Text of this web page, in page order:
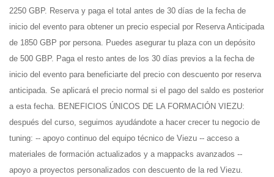
2250 GBP. Reserva y paga el total antes de 30 días de la fecha de
inicio del evento para obtener un precio especial por Reserva Anticipada
de 1850 GBP por persona. Puedes asegurar tu plaza con un depósito
de 500 GBP. Paga el resto antes de los 30 días previos a la fecha de
inicio del evento para beneficiarte del precio con descuento por reserva
anticipada. Se aplicará el precio normal si el pago del saldo es posterior
a esta fecha. BENEFICIOS ÚNICOS DE LA FORMACIÓN VIEZU:
después del curso, seguimos ayudándote a hacer crecer tu negocio de
tuning: -- apoyo continuo del equipo técnico de Viezu -- acceso a
materiales de formación actualizados y a mappacks avanzados --
apoyo a proyectos personalizados con descuento de la red Viezu.